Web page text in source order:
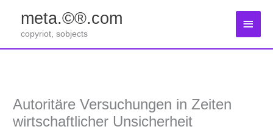
springen
meta.©®.com
copyriot, sobjects
Autoritäre Versuchungen in Zeiten
wirtschaftlicher Unsicherheit